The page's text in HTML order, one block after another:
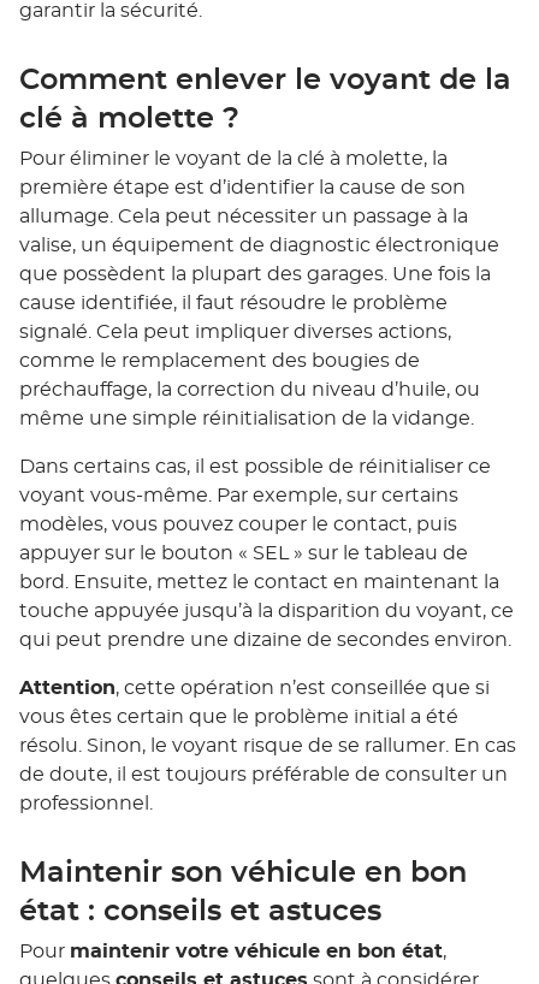
garantir la sécurité.
Comment enlever le voyant de la
clé à molette ?
Pour éliminer le voyant de la clé à molette, la
première étape est d’identifier la cause de son
allumage. Cela peut nécessiter un passage à la
valise, un équipement de diagnostic électronique
que possèdent la plupart des garages. Une fois la
cause identifiée, il faut résoudre le problème
signalé. Cela peut impliquer diverses actions,
comme le remplacement des bougies de
préchauffage, la correction du niveau d’huile, ou
même une simple réinitialisation de la vidange.
Dans certains cas, il est possible de réinitialiser ce
voyant vous-même. Par exemple, sur certains
modèles, vous pouvez couper le contact, puis
appuyer sur le bouton « SEL » sur le tableau de
bord. Ensuite, mettez le contact en maintenant la
touche appuyée jusqu’à la disparition du voyant, ce
qui peut prendre une dizaine de secondes environ.
Attention, cette opération n’est conseillée que si
vous êtes certain que le problème initial a été
résolu. Sinon, le voyant risque de se rallumer. En cas
de doute, il est toujours préférable de consulter un
professionnel.
Maintenir son véhicule en bon
état : conseils et astuces
Pour maintenir votre véhicule en bon état,